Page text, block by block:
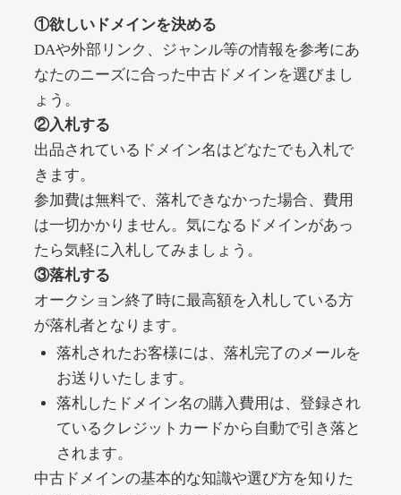
詳細を見る
10,800円 入札 0件
debtconsolidationorg.info
ジャンル
DA49 外部リンク数389 ドメイン年齢1年
10,800円 入札 0件
詳細を見る
portalvidalivre.com
ジャンル その他
DA47 外部リンク数2202 ドメイン年齢 5年
10,800円 入札 0件
①欲しいドメインを決める
DAや外部リンク、ジャンル等の情報を参考にあ
なたのニーズに合った中古ドメインを選びまし
ょう。
②入札する
出品されているドメイン名はどなたでも入札で
きます。
参加費は無料で、落札できなかった場合、費用
は一切かかりません。気になるドメインがあっ
たら気軽に入札してみましょう。
③落札する
オークション終了時に最高額を入札している方
が落札者となります。
落札されたお客様には、落札完了のメールを
お送りいたします。
落札したドメイン名の購入費用は、登録され
ているクレジットカードから自動で引き落と
されます。
中古ドメインの基本的な知識や選び方を知りた